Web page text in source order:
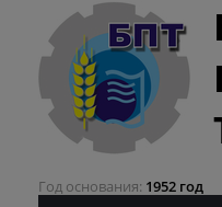
Год основания 1952 год